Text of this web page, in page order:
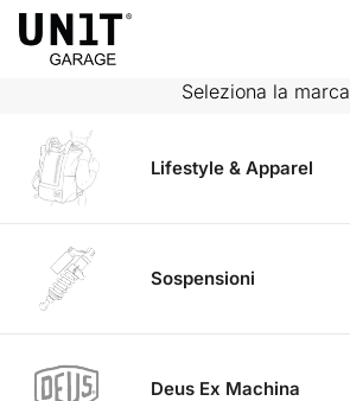
Seleziona la marca
Lifestyle & Apparel
Sospensioni
Deus Ex Machina